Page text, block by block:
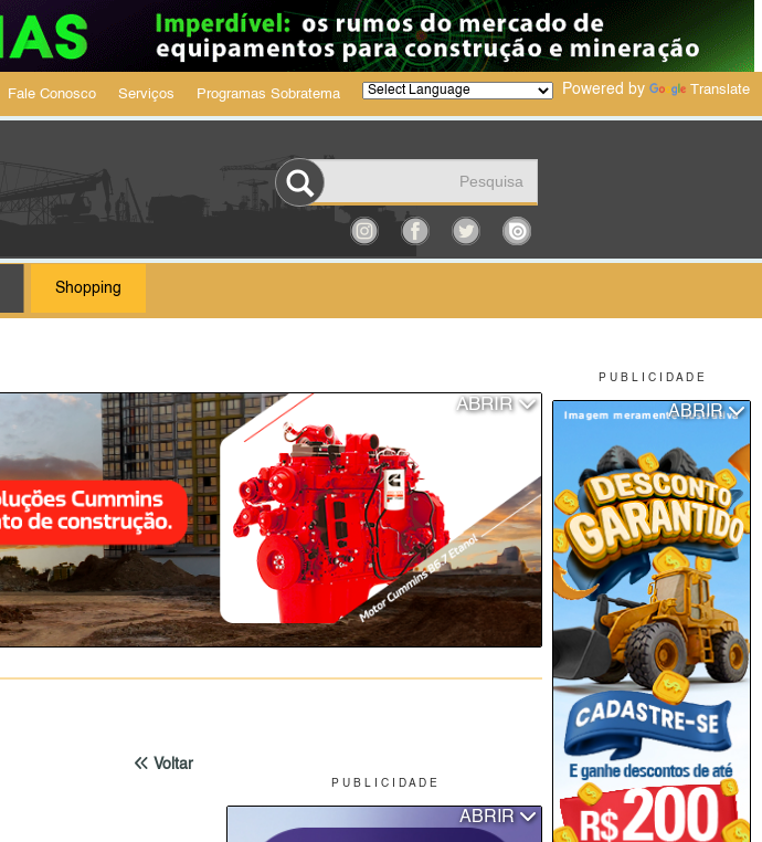
P U B L I C I D A D E
ABRIR
Fale Conosco Serviços Programas Sobratema Powered by Translate
Shopping
ABRIR
Voltar
P U B L I C I D A D E
ABRIR